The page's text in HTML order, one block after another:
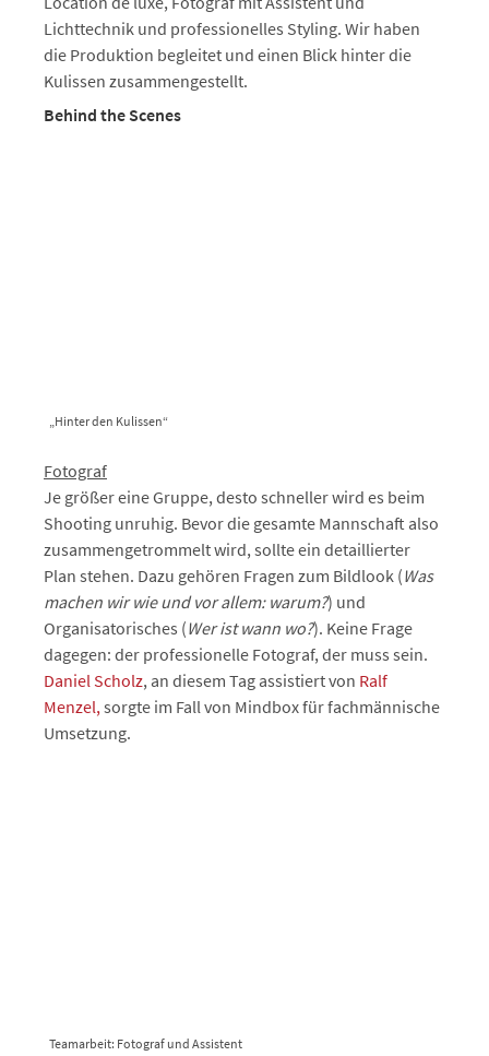
Lichttechnik und professionelles Styling. Wir haben
die Produktion begleitet und einen Blick hinter die
Kulissen zusammengestellt.
Behind the Scenes
„Hinter den Kulissen“
Fotograf
Je größer eine Gruppe, desto schneller wird es beim
Shooting unruhig. Bevor die gesamte Mannschaft also
zusammengetrommelt wird, sollte ein detaillierter
Plan stehen. Dazu gehören Fragen zum Bildlook (Was
machen wir wie und vor allem: warum?) und
Organisatorisches (Wer ist wann wo?). Keine Frage
dagegen: der professionelle Fotograf, der muss sein.
Daniel Scholz, an diesem Tag assistiert von Ralf
Menzel, sorgte im Fall von Mindbox für fachmännische
Umsetzung.
Teamarbeit: Fotograf und Assistent